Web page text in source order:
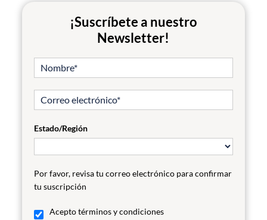
¡Suscríbete a nuestro
Newsletter!
Estado/Región
Por favor, revisa tu correo electrónico para confirmar
tu suscripción
Acepto términos y condiciones